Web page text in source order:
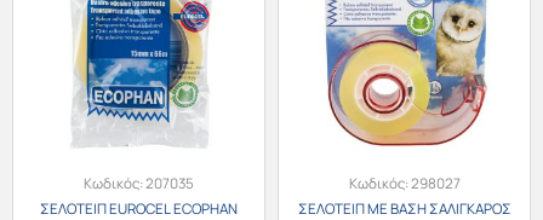
Κωδικός:207035
ΣΕΛΟΤΕΙΠ EUROCEL ECOPHAN
Κωδικός:298027
ΣΕΛΟΤΕΙΠ ΜΕ ΒΑΣΗ ΣΑΛΙΓΚΑΡΟΣ